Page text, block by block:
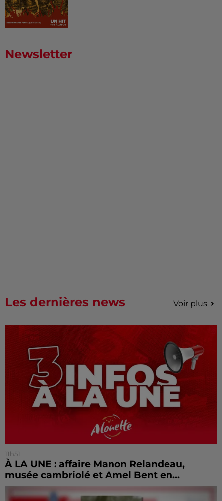
Newsletter
Les dernières news Voir plus
11h51
À LA UNE : affaire Manon Relandeau,
musée cambriolé et Amel Bent en...